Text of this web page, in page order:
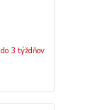
do 3 týždňov